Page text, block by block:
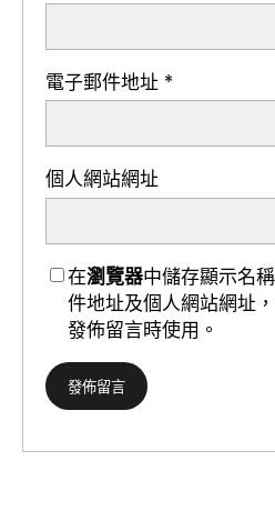
電子郵件地址 *
個人網站網址
在瀏覽器中儲存顯示名
件地址及個人網站網址
發佈留言時使用。